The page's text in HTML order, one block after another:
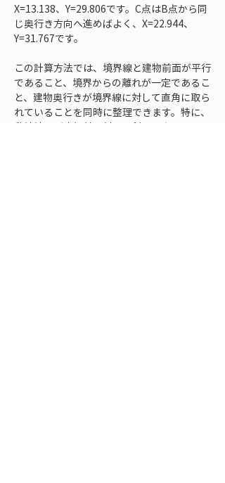
X=13.138、Y=29.806です。C点はB点から同
じ奥行き方向へ進めばよく、X=22.944、
Y=31.767です。
この計算方法では、境界線と建物前面が平行
であること、境界からの離れが一定であるこ
と、建物奥行きが境界線に対して直角に取ら
れていることを同時に整理できます。特に、
敷地境界が座標軸に対して斜めになっている